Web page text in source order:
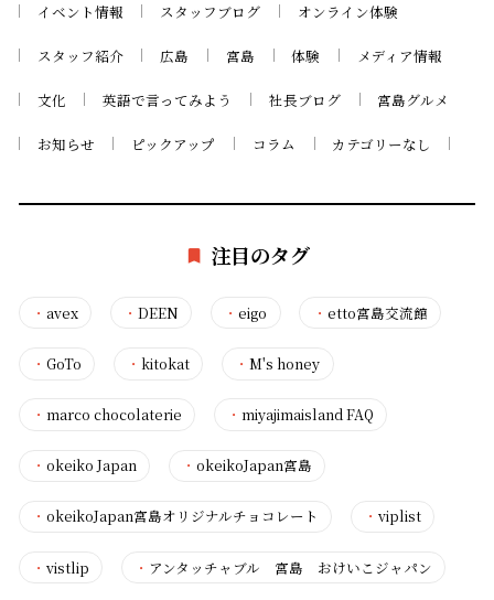
イベント情報 スタッフブログ オンライン体験
スタッフ紹介 広島 宮島 体験 メディア情報
文化 英語で言ってみよう 社長ブログ 宮島グルメ
お知らせ ピックアップ コラム カテゴリーなし
注目のタグ
・ avex ・DEEN ・eigo ・ etto宮島交流館
・ GoTo ・kitokat ・M's honey
・ marco chocolaterie ・miyajimaisland FAQ
・ okeiko Japan ・okeikoJapan宮島
・ okeikoJapan宮島オリジナルチョコレート ・viplist
・ vistlip ・ アンタッチャブル 宮島 おけいこジャパン